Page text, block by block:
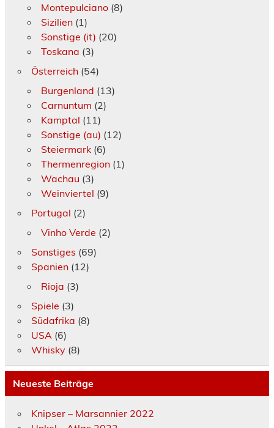
Montepulciano(8)
Sizilien(1)
Sonstige (it) (20)
Toskana (3)
Österreich(54)
Burgenland (13)
Carnuntum (2)
Kamptal (11)
Sonstige (au) (12)
Steiermark(6)
Thermenregion(1)
Wachau (3)
Weinviertel (9)
Portugal (2)
Vinho Verde (2)
Sonstiges (69)
Spanien(12)
Rioja (3)
Spiele (3)
Südafrika (8)
USA (6)
Whisky(8)
Neueste Beiträge
Knipser – Marsannier 2022